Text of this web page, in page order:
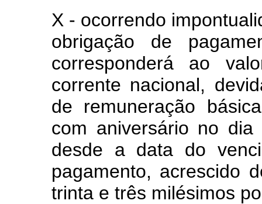
X - ocorrendo
obrigação de
corresponderá ao
corrente nacional,
de remuneração
com aniversário no
desde a data do
pagamento, acrescido
trinta e três milésimos